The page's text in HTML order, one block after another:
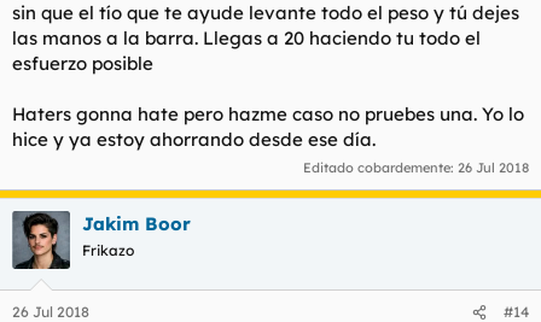
sin que el tío que te ayude levante todo el peso y tú dejes
las manos a la barra. Llegas a 20 haciendo tu todo el
esfuerzo posible
Haters gonna hate pero hazme caso no pruebes una. Yo lo
hice y ya estoy ahorrando desde ese día.
Editado cobardemente: 26 Jul 2018
Jakim Boor
Frikazo
26 Jul 2018 #14